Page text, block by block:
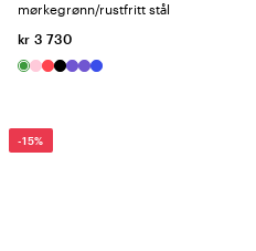
mørkegrønn/rustfritt stål
kr 3 730
-15%